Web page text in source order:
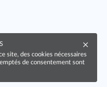
site, des cookies nécessaires
de consentement sont